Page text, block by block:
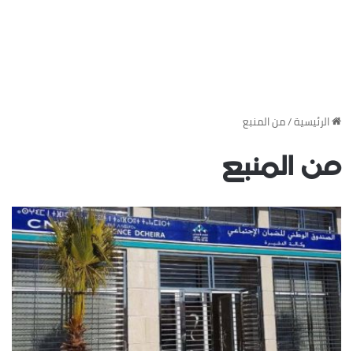
‏الرئيسية/من المنبع
من المنبع